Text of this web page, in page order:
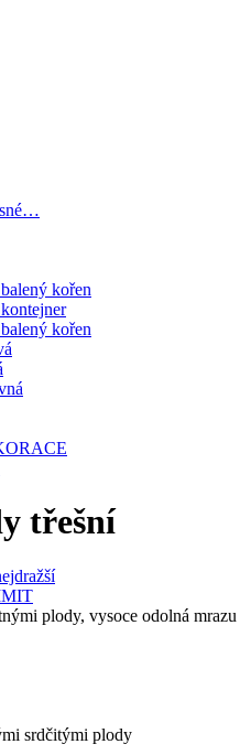
kořen
kořen
třešní
plody, vysoce odolná mrazu
srdčitými plody